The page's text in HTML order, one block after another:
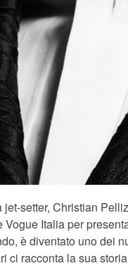
setter, Christian
Italia per
è diventato uno dei
ci racconta la sua